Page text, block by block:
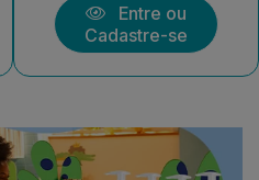
Entre ou
Cadastre-se